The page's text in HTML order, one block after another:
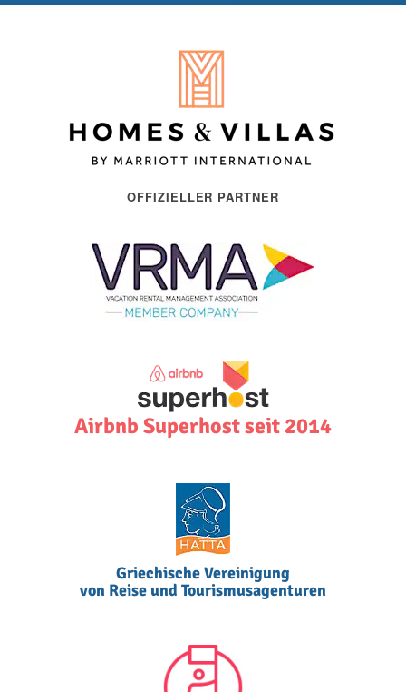
OFFIZIELLER PARTNER
Airbnb Superhost seit 2014
Griechische Vereinigung
von Reise und Tourismusagenturen